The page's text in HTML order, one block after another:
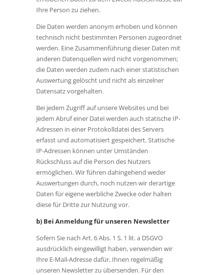
Ihre Person zu ziehen.
Die Daten werden anonym erhoben und können
technisch nicht bestimmten Personen zugeordnet
werden. Eine Zusammenführung dieser Daten mit
anderen Datenquellen wird nicht vorgenommen;
die Daten werden zudem nach einer statistischen
Auswertung gelöscht und nicht als einzelner
Datensatz vorgehalten.
Bei jedem Zugriff auf unsere Websites und bei
jedem Abruf einer Datei werden auch statische IP-
Adressen in einer Protokolldatei des Servers
erfasst und automatisiert gespeichert. Statische
IP-Adressen können unter Umständen
Rückschluss auf die Person des Nutzers
ermöglichen. Wir führen dahingehend weder
Auswertungen durch, noch nutzen wir derartige
Daten für eigene werbliche Zwecke oder halten
diese für Dritte zur Nutzung vor.
b) Bei Anmeldung für unseren Newsletter
Sofern Sie nach Art. 6 Abs. 1 S. 1 lit. a DSGVO
ausdrücklich eingewilligt haben, verwenden wir
Ihre E-Mail-Adresse dafür, Ihnen regelmäßig
unseren Newsletter zu übersenden. Für den